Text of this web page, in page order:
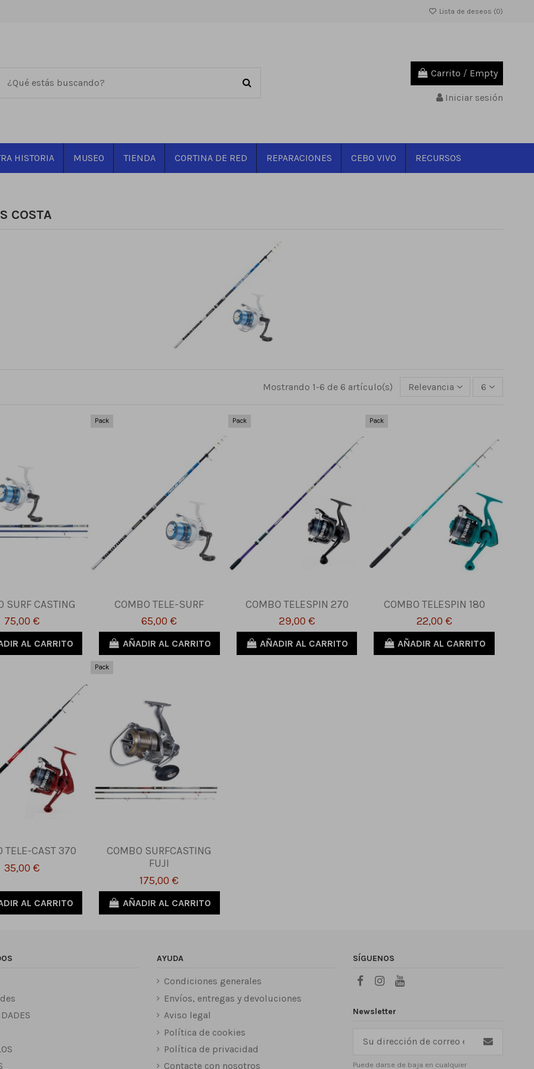
Lista de deseos (0)
Carrito / Empty
Iniciar sesión
HISTORIA MUSEO TIENDA CORTINA DE RED REPARACIONES CEBO VIVO RECURSOS
COSTA
Mostrando 1-6 de 6 artículo(s) Relevancia 6
SURF CASTING
75,00 €
AL CARRITO
Pack
COMBO TELE-SURF
65,00 €
AÑADIR AL CARRITO
Pack
COMBO TELESPIN 270
29,00 €
AÑADIR AL CARRITO
Pack
COMBO TELESPIN 180
22,00 €
AÑADIR AL CARRITO
TELE-CAST 370
35,00 €
AL CARRITO
Pack
COMBO SURFCASTING
FUJI
175,00 €
AÑADIR AL CARRITO
AYUDA
Condiciones generales
Envíos, entregas y devoluciones
Aviso legal
Política de cookies
Política de privacidad
Contacte con nosotros
SÍGUENOS
Newsletter
Puede darse de baja en cualquier